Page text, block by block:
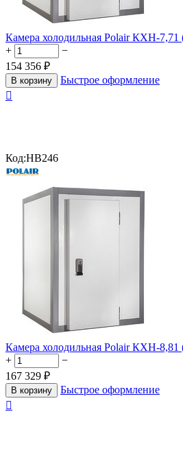
Камера холодильная Polair КХН-7,71
+
−
154 356 ₽
В корзину
Быстрое оформление

Код:HB246
Камера холодильная Polair КХН-8,81
+
−
167 329 ₽
В корзину
Быстрое оформление
